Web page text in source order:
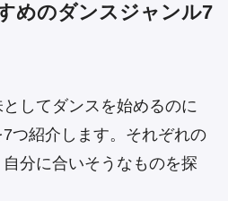
めのダンスジャンル7
してダンスを始めるのに
つ紹介します。それぞれの
分に合いそうなものを探